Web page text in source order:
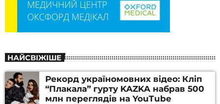
НАЙСВІЖІШЕ
Рекорд україномовних відео: Кліп
“Плакала” гурту KAZKA набрав 500
млн переглядів на YouTube